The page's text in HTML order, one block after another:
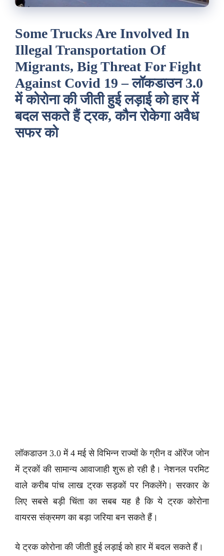
Some Trucks Are Involved In
Illegal Transportation Of
Migrants, Big Threat For Fight
Against Covid 19 – लॉकडाउन 3.0
में कोरोना की जीती हुई लड़ाई को हार में
बदल सकते हैं ट्रक, कौन रोकेगा अवैध
सफर को
लॉकडाउन 3.0 में 4 मई से विभिन्न राज्यों के ग्रीन व ऑरेंज जोन
में ट्रकों की सामान्य आवाजाही शुरू हो रही है। नेशनल परमिट
वाले करीब पांच लाख ट्रक सड़कों पर निकलेंगे। सरकार के
लिए सबसे बड़ी चिंता का सबब यह है कि ये ट्रक कोरोना
वायरस संक्रमण का बड़ा जरिया बन सकते हैं।
ये ट्रक कोरोना की जीती हुई लड़ाई को हार में बदल सकते हैं।